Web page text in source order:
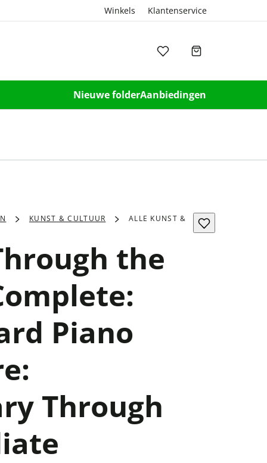
Winkels Klantenservice
Nieuwe folderAanbiedingen
KUNST & CULTUUR
ALLE KUNST &
the
Piano
Through